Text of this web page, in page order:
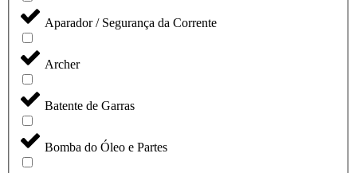
Aparador / Segurança da Corrente
Archer
Batente de Garras
Bomba do Óleo e Partes